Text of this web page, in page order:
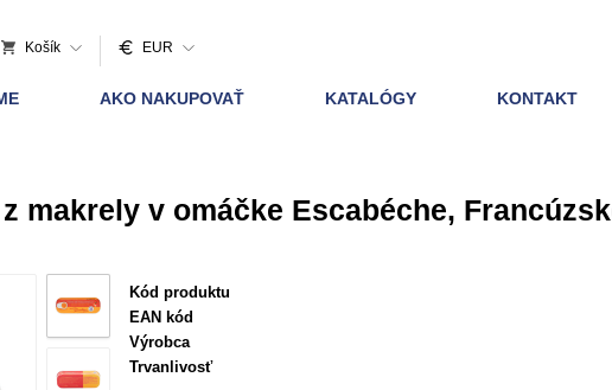
Košík EUR
AKO NAKUPOVAŤ KATALÓGY KONTAKT
makrely v omáčke Escabéche,
Kód produktu
EAN kód
Výrobca
Trvanlivosť